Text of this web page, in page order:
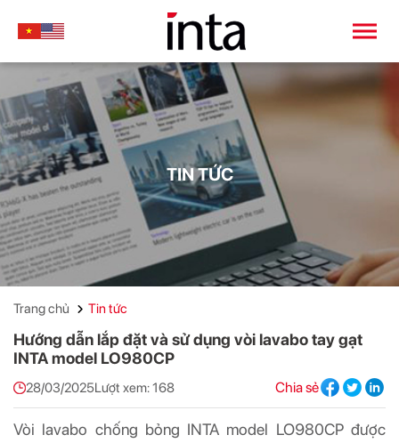
TIN TỨC
Trang chủ Tin tức
Hướng dẫn lắp đặt và sử dụng vòi lavabo tay gạt
INTA model LO980CP
28/03/2025Lượt xem: 168 Chia sẻ
Vòi lavabo chống bỏng INTA model LO980CP được